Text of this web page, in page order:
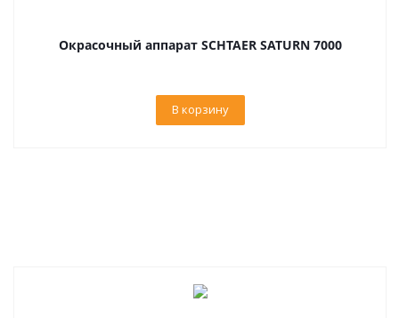
Окрасочный аппарат SCHTAER SATURN 7000
В корзину